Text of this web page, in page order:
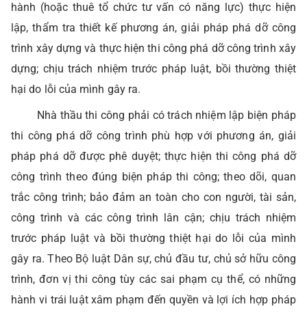
hành (hoặc thuê tổ chức tư vấn có năng lực) thực hiện
lập, thẩm tra thiết kế phương án, giải pháp phá dỡ công
trình xây dựng và thực hiện thi công phá dỡ công trình xây
dựng; chịu trách nhiệm trước pháp luật, bồi thường thiệt
hại do lỗi của mình gây ra.
Nhà thầu thi công phải có trách nhiệm lập biện pháp
thi công phá dỡ công trình phù hợp với phương án, giải
pháp phá dỡ được phê duyệt; thực hiện thi công phá dỡ
công trình theo đúng biện pháp thi công; theo dõi, quan
trắc công trình; bảo đảm an toàn cho con người, tài sản,
công trình và các công trình lân cận; chịu trách nhiệm
trước pháp luật và bồi thường thiệt hại do lỗi của mình
gây ra. Theo Bộ luật Dân sự, chủ đầu tư, chủ sở hữu công
trình, đơn vị thi công tùy các sai phạm cụ thể, có những
hành vi trái luật xâm phạm đến quyền và lợi ích hợp pháp